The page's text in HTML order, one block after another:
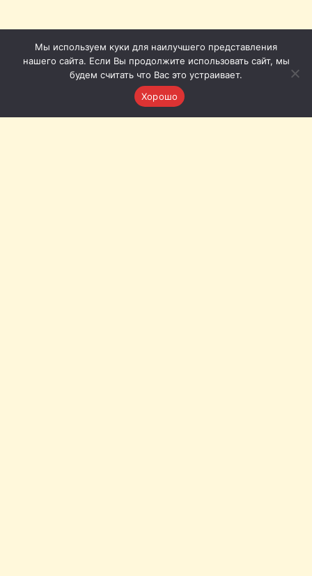
Мы используем куки для наилучшего представления
нашего сайта. Если Вы продолжите использовать сайт, мы
будем считать что Вас это устраивает.
Хорошо